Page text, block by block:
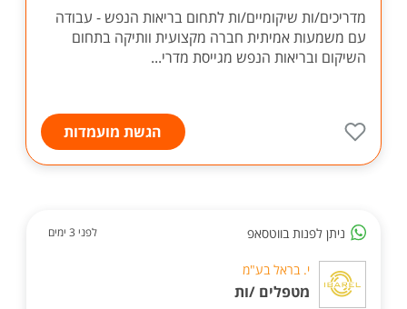
מדריכים/ות שיקומיים/ות לתחום בריאות הנפש - עבודה
עם משמעות אמיתית חברה מקצועית וותיקה בתחום
השיקום ובריאות הנפש מגייסת מדרי...
הגשת מועמדות
ניתן לפנות בווטסאפ לפני 3 ימים
י. בראל בע"מ
מטפלים /ות